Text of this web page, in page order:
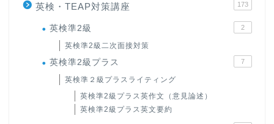
英検・TEAP対策講座 173
英検準2級 2
英検準2級二次面接対策
英検準2級プラス 7
英検準２級プラスライティング
英検準2級プラス英作文（意見論述）
英検準2級プラス英文要約